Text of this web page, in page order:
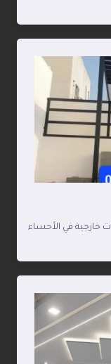
خارجية في الأحساء